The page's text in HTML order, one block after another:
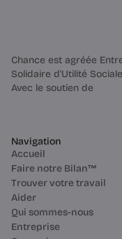
Chance est agréée
Solidaire d'Utilité
Avec le soutien de
Navigation
Accueil
Faire notre Bilan™
Trouver votre travail
Aider
Qui sommes-nous
Entreprise